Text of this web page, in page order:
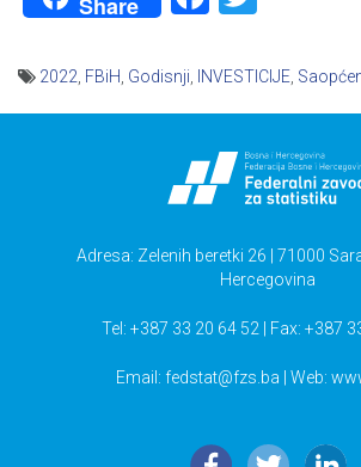
2022 FBiH Godisnji INVESTICIJE
Adresa: Zelenih beretki 26 | 71000
Hercegovina
Tel: +387 33 20 64 52 | Fax: +387
Email: fedstat@fzs.ba | Web: